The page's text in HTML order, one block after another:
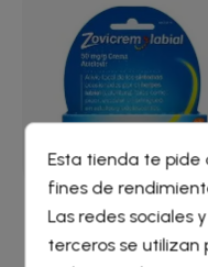
ZOVICREM LABIAL
MG/G CREMA 2 G
Crear lista de
Iniciar sesión
Esta tienda te pide
fines de
Las redes sociales
terceros se